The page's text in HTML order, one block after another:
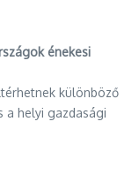
énekesi
különböző
a helyi gazdasági